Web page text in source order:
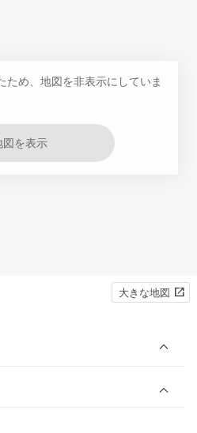
ため、地図を非表示にしていま
図を表示
大きな地図